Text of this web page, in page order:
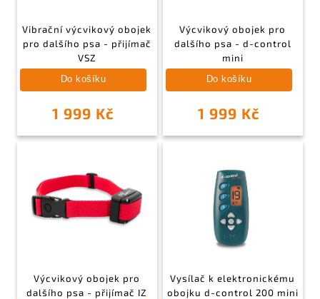
Vibrační výcvikový obojek
pro dalšího psa - přijímač
VSZ
1 999 Kč
Do košíku
Výcvikový obojek pro
dalšího psa - d-control
mini
1 999 Kč
Do košíku
Výcvikový obojek pro
dalšího psa - přijímač IZ
Vysílač k elektronickému
obojku d-control 200 mini